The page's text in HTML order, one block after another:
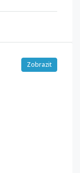
Zobrazit